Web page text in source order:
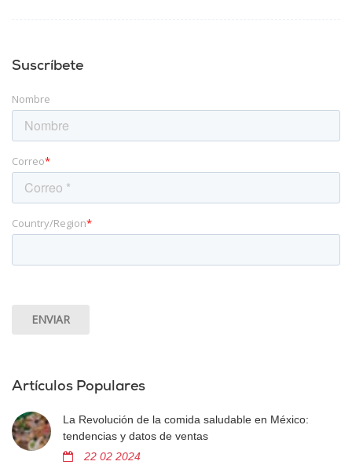
Suscríbete
Nombre
Correo*
Country/Region*
Artículos Populares
La Revolución de la comida saludable en México:
tendencias y datos de ventas
22 02 2024